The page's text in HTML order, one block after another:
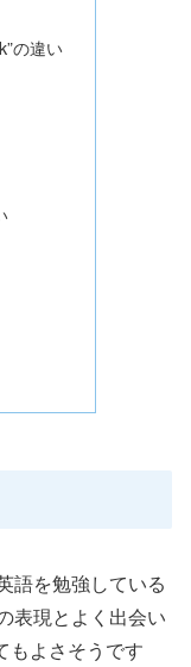
の違い
語を勉強している
表現とよく出会い
もよさそうです